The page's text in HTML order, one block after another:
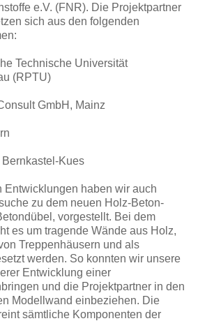
e.V. (FNR). Die Projektpartner
sich aus den folgenden
Technische Universität
(RPTU)
GmbH, Mainz
Kues
Entwicklungen haben wir auch
zu dem neuen Holz-Beton-
vorgestellt. Bei dem
es um tragende Wände aus Holz,
Treppenhäusern und als
werden. So konnten wir unsere
Entwicklung einer
und die Projektpartner in den
Modellwand einbeziehen. Die
sämtliche Komponenten der